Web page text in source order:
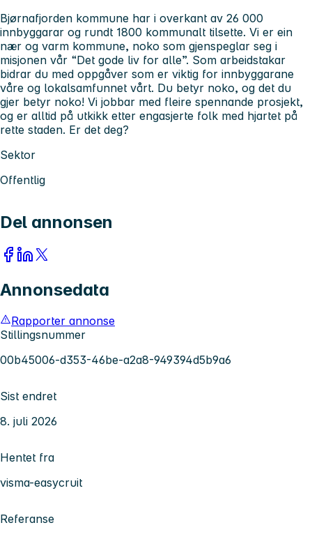
Bjørnafjorden kommune har i overkant av 26 000
innbyggarar og rundt 1800 kommunalt tilsette. Vi er ein
nær og varm kommune, noko som gjenspeglar seg i
misjonen vår “Det gode liv for alle”. Som arbeidstakar
bidrar du med oppgåver som er viktig for innbyggarane
våre og lokalsamfunnet vårt. Du betyr noko, og det du
gjer betyr noko! Vi jobbar med fleire spennande prosjekt,
og er alltid på utkikk etter engasjerte folk med hjartet på
rette staden. Er det deg?
Sektor
Offentlig
Del annonsen
Annonsedata
Rapporter annonse
Stillingsnummer
00b45006-d353-46be-a2a8-949394d5b9a6
Sist endret
8. juli 2026
Hentet fra
visma-easycruit
Referanse